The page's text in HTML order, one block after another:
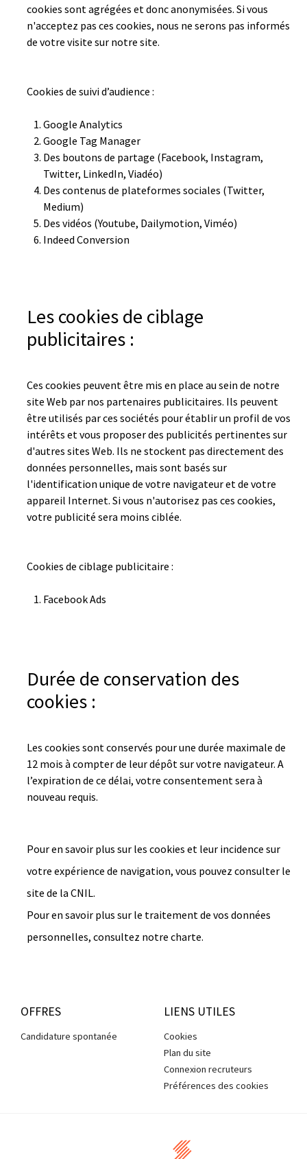
cookies sont agrégées et donc anonymisées. Si vous
n'acceptez pas ces cookies, nous ne serons pas informés
de votre visite sur notre site.
Cookies de suivi d’audience :
Google Analytics
Google Tag Manager
Des boutons de partage (Facebook, Instagram,
Twitter, LinkedIn, Viadéo)
Des contenus de plateformes sociales (Twitter,
Medium)
Des vidéos (Youtube, Dailymotion, Viméo)
Indeed Conversion
Les cookies de ciblage
publicitaires :
Ces cookies peuvent être mis en place au sein de notre
site Web par nos partenaires publicitaires. Ils peuvent
être utilisés par ces sociétés pour établir un profil de vos
intérêts et vous proposer des publicités pertinentes sur
d'autres sites Web. Ils ne stockent pas directement des
données personnelles, mais sont basés sur
l'identification unique de votre navigateur et de votre
appareil Internet. Si vous n'autorisez pas ces cookies,
votre publicité sera moins ciblée.
Cookies de ciblage publicitaire :
Facebook Ads
Durée de conservation des
cookies :
Les cookies sont conservés pour une durée maximale de
12 mois à compter de leur dépôt sur votre navigateur. A
l’expiration de ce délai, votre consentement sera à
nouveau requis.
Pour en savoir plus sur les cookies et leur incidence sur
votre expérience de navigation, vous pouvez consulter le
site de la CNIL.
Pour en savoir plus sur le traitement de vos données
personnelles, consultez notre charte.
OFFRES
Candidature spontanée
LIENS UTILES
Cookies
Plan du site
Connexion recruteurs
Préférences des cookies